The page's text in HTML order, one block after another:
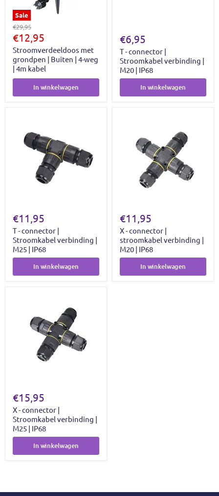
Sale
Oorspronkelijke
prijs
€29,95
Huidige
prijs
€12,95
Stroomverdeeldoos met
grondpen | Buiten | 4-weg
| 4m kabel
In winkelwagen
€6,95
T - connector |
Stroomkabel verbinding |
M20 | IP68
In winkelwagen
€11,95
T - connector |
Stroomkabel verbinding |
M25 | IP68
In winkelwagen
€11,95
X - connector |
stroomkabel verbinding |
M20 | IP68
In winkelwagen
€15,95
X - connector |
Stroomkabel verbinding |
M25 | IP68
In winkelwagen